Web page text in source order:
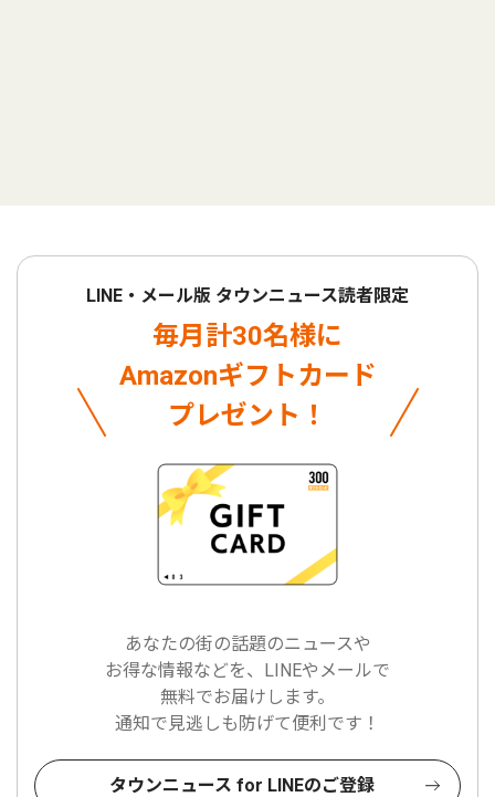
LINE・メール版 タウンニュース読者限定
毎月計30名様に
Amazonギフトカード
プレゼント！
あなたの街の話題のニュースや
お得な情報などを、LINEやメールで
無料でお届けします。
通知で見逃しも防げて便利です！
タウンニュース for LINEのご登録